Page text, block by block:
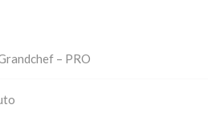
– PRO